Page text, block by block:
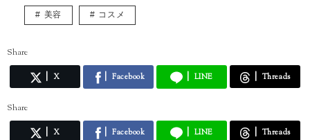
美容 コスメ
Share
X Facebook LINE Threads
Share
X Facebook LINE Threads